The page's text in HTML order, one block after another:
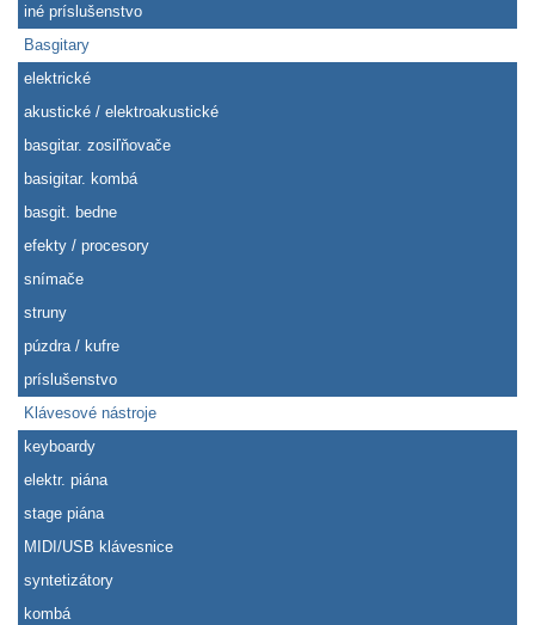
iné príslušenstvo
Basgitary
elektrické
akustické / elektroakustické
basgitar. zosiľňovače
basigitar. kombá
basgit. bedne
efekty / procesory
snímače
struny
púzdra / kufre
príslušenstvo
Klávesové nástroje
keyboardy
elektr. piána
stage piána
MIDI/USB klávesnice
syntetizátory
kombá